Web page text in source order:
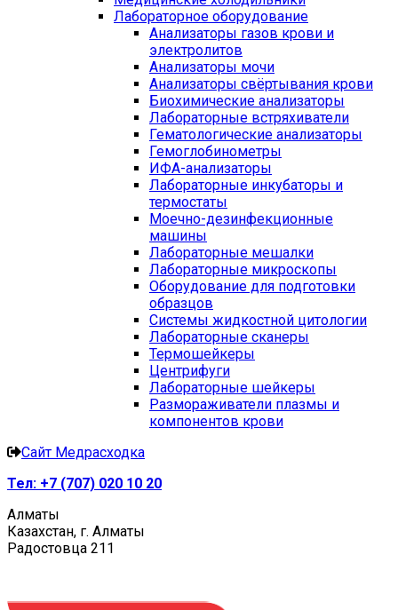
Лабораторное оборудование
Анализаторы газов крови и
электролитов
Анализаторы мочи
Анализаторы свёртывания крови
Биохимические анализаторы
Лабораторные встряхиватели
Гематологические анализаторы
Гемоглобинометры
ИФА-анализаторы
Лабораторные инкубаторы и
термостаты
Моечно-дезинфекционные
машины
Лабораторные мешалки
Лабораторные микроскопы
Оборудование для подготовки
образцов
Системы жидкостной цитологии
Лабораторные сканеры
Термошейкеры
Центрифуги
Лабораторные шейкеры
Размораживатели плазмы и
компонентов крови
Сайт Медрасходка
Тел: +7 (707) 020 10 20
Алматы
Казахстан, г. Алматы
Радостовца 211